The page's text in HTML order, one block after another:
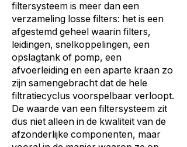
filtersysteem is meer dan een
verzameling losse filters: het is een
afgestemd geheel waarin filters,
leidingen, snelkoppelingen, een
opslagtank of pomp, een
afvoerleiding en een aparte kraan zo
zijn samengebracht dat de hele
filtratiecyclus voorspelbaar verloopt.
De waarde van een filtersysteem zit
dus niet alleen in de kwaliteit van de
afzonderlijke componenten, maar